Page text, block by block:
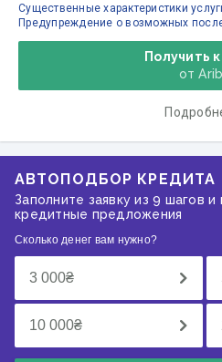
Получить
от
Существенные характеристики
Предупреждение о возможных
АВТОПОДБОР КРЕДИТА
Заполните заявку из 9 шагов
кредитные предложения
Сколько денег вам нужно?
3 000₴
10 000₴